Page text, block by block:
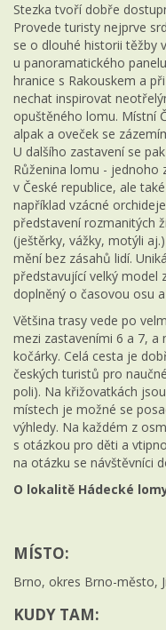
Stezka tvoří dobře
Provede turisty nejprve
se o dlouhé historii těžby
u panoramatického
hranice s Rakouskem a
nechat inspirovat
opuštěného lomu. Místní
alpak a oveček se
U dalšího zastavení se
Růženina lomu - jednoho
v České republice, ale
například vzácné
představení rozmanitých
(ještěrky, vážky, motýli
mění bez zásahů lidí.
představující velký model
doplněný o časovou osu
Většina trasy vede po
mezi zastaveními 6 a 7, a
kočárky. Celá cesta je
českých turistů pro
poli). Na křižovatkách
místech je možné se
výhledy. Na každém z
s otázkou pro děti a
na otázku se návštěvníci
O lokalitě Hádecké
MÍSTO:
Brno, okres Brno-město,
KUDY TAM: